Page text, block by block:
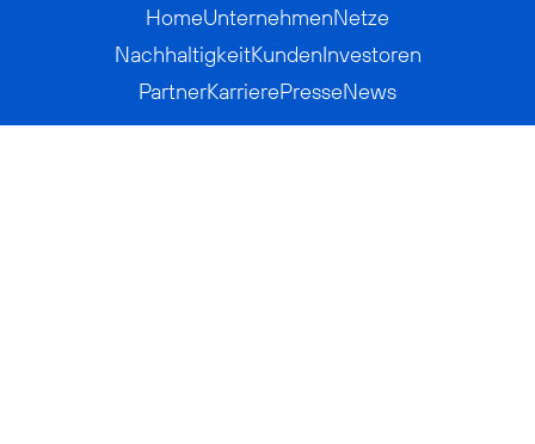
HomeUnternehmenNetze
NachhaltigkeitKundenInvestoren
PartnerKarrierePresseNews